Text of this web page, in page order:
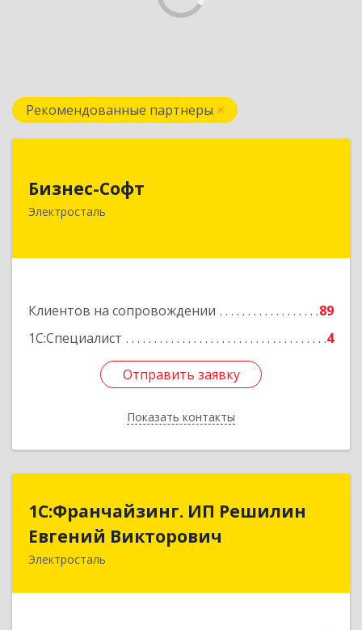
Рекомендованные партнеры
Бизнес-Софт
Электросталь
Клиентов на сопровождении
89
1С:Специалист
4
Отправить заявку
Показать контакты
144000, Московская обл, Электросталь г, Карла
Подробнее
Отправить заявку
Назад
1С:Франчайзинг. ИП Решилин
Евгений Викторович
Электросталь
1С:Франчайзинг. ИП Решилин
Евгений Викторович
144006, Московская обл, Электросталь г,